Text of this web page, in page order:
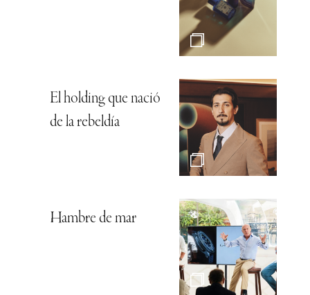
El holding que nació
de la rebeldía
Hambre de mar